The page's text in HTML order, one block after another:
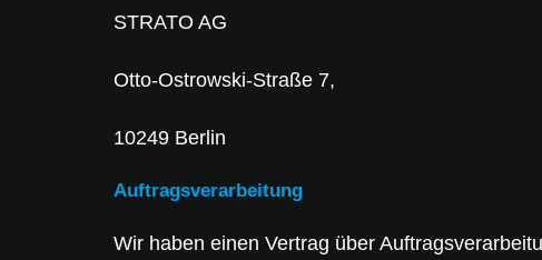
STRATO AG
Otto-Ostrowski-Straße 7,
10249 Berlin
Auftragsverarbeitung
Wir haben einen Vertrag über